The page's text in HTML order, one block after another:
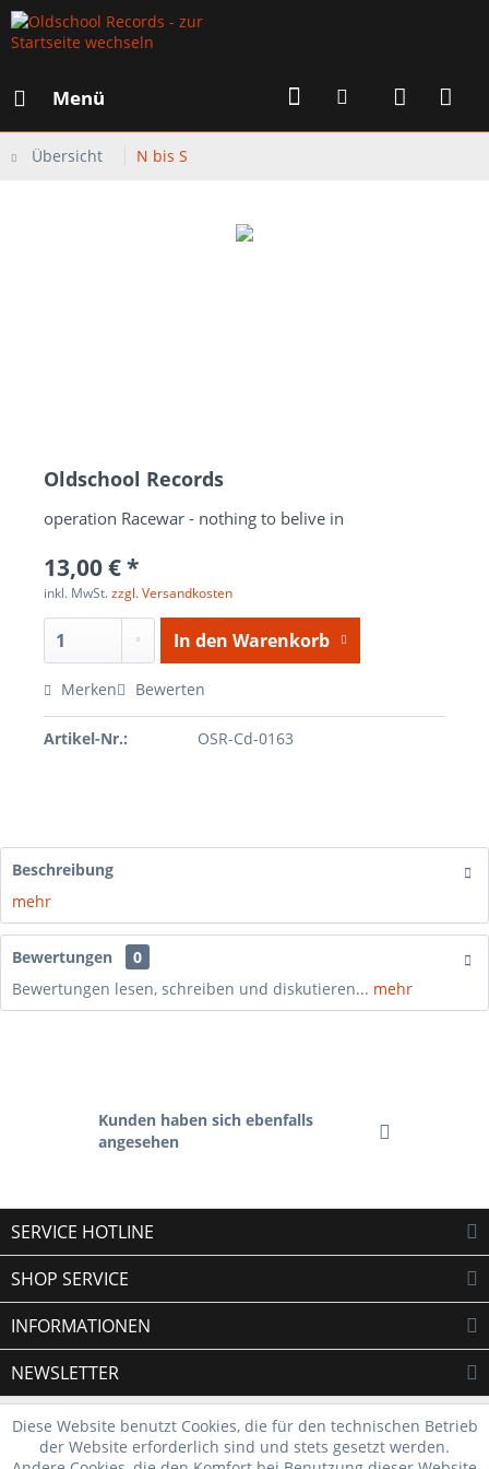
Menü
Übersicht N bis S
Oldschool Records
operation Racewar - nothing to belive in
13,00 € *
inkl. MwSt.zzgl. Versandkosten
In den Warenkorb
Merken Bewerten
Artikel-Nr.: OSR-Cd-0163
Beschreibung
mehr
Bewertungen
0
Bewertungen lesen, schreiben und diskutieren... mehr
Kunden haben sich ebenfalls
angesehen
SERVICE HOTLINE
SHOP SERVICE
INFORMATIONEN
NEWSLETTER
Diese Website benutzt Cookies, die für den technischen Betrieb
der Website erforderlich sind und stets gesetzt werden.